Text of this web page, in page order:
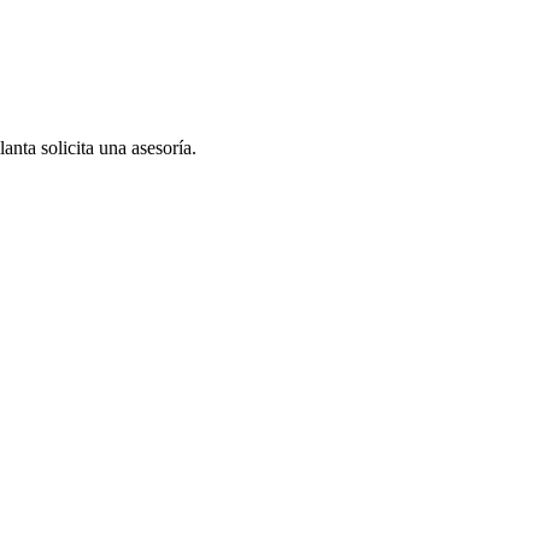
solicita una asesoría.